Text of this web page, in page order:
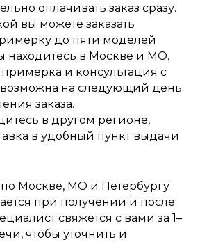
оплачивать заказ сразу.
вы можете заказать
до пяти моделей
находитесь в Москве и МО.
и консультация с
на следующий день
заказа.
в другом регионе,
в удобный пункт выдачи
Москве, МО и Петербургу
при получении и после
свяжется с вами за 1–
чтобы уточнить и